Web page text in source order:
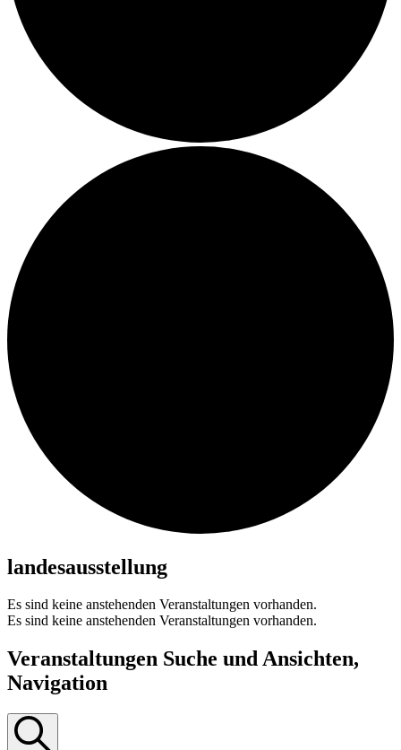
landesausstellung
Es sind keine anstehenden Veranstaltungen vorhanden.
Es sind keine anstehenden Veranstaltungen vorhanden.
Veranstaltungen Suche und Ansichten,
Navigation